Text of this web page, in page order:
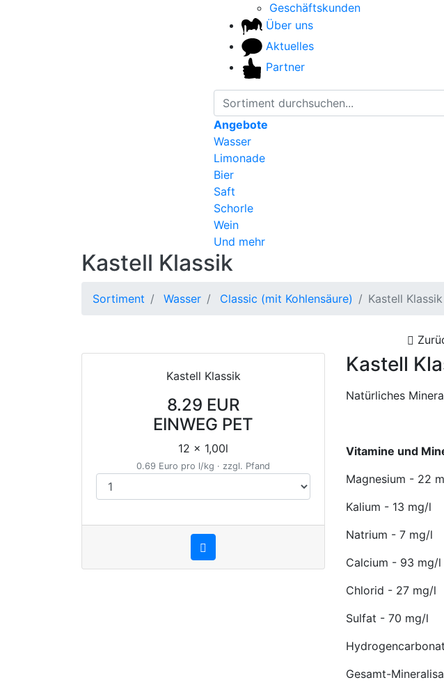
Geschäftskunden
Über uns
Aktuelles
Partner
Angebote
Wasser
Limonade
Bier
Saft
Schorle
Wein
Und mehr
Kastell Klassik
Sortiment Wasser Classic (mit Kohlensäure) Kastell Klassik
Kastell Klassik
8.29 EUR
EINWEG PET
12 x 1,00l
0.69 Euro pro l/kg · zzgl. Pfand
Kastell
Natürliches
Vitamine und
Magnesium - 22
Kalium - 13 mg/l
Natrium - 7 mg/l
Calcium - 93 mg/l
Chlorid - 27 mg/l
Sulfat - 70 mg/l
Gesamt-